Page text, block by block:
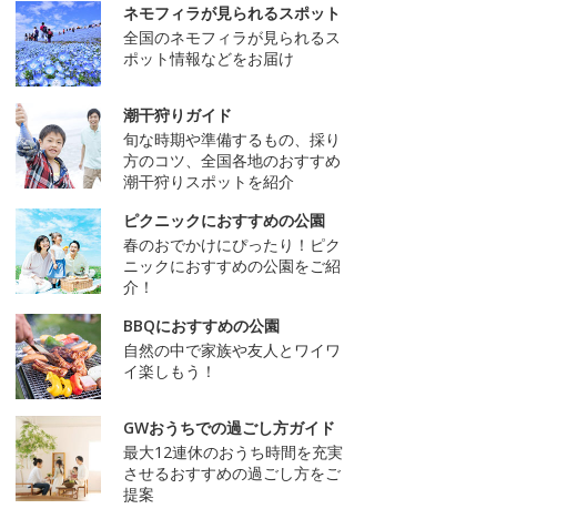
ネモフィラが見られるスポット
全国のネモフィラが見られるス
ポット情報などをお届け
潮干狩りガイド
旬な時期や準備するもの、採り
方のコツ、全国各地のおすすめ
潮干狩りスポットを紹介
ピクニックにおすすめの公園
春のおでかけにぴったり！ピク
ニックにおすすめの公園をご紹
介！
BBQにおすすめの公園
自然の中で家族や友人とワイワ
イ楽しもう！
GWおうちでの過ごし方ガイド
最大12連休のおうち時間を充実
させるおすすめの過ごし方をご
提案